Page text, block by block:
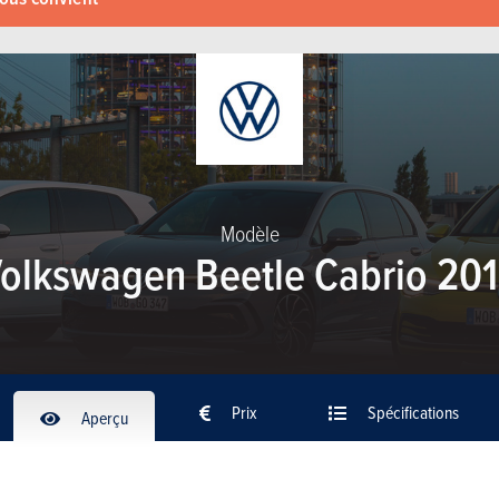
Modèle
Beetle Cabrio
Aperçu Prix Spécifications